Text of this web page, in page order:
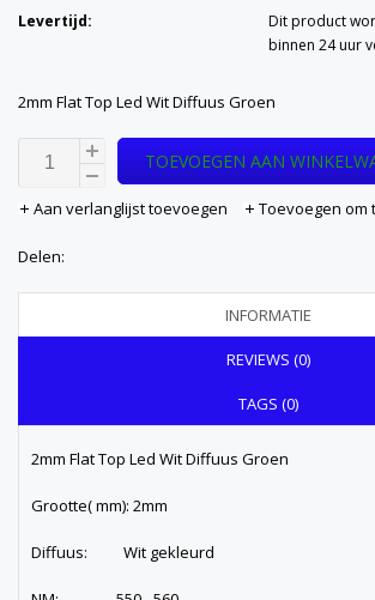
Levertijd:
Dit product
binnen 24 uur
2mm Flat Top Led Wit Diffuus Groen
TOEVOEGEN AAN
Aan verlanglijst toevoegen Toevoegen om
Delen:
INFORMATIE
REVIEWS (0)
TAGS (0)
2mm Flat Top Led Wit Diffuus Groen
Grootte( mm): 2mm
Diffuus: Wit gekleurd